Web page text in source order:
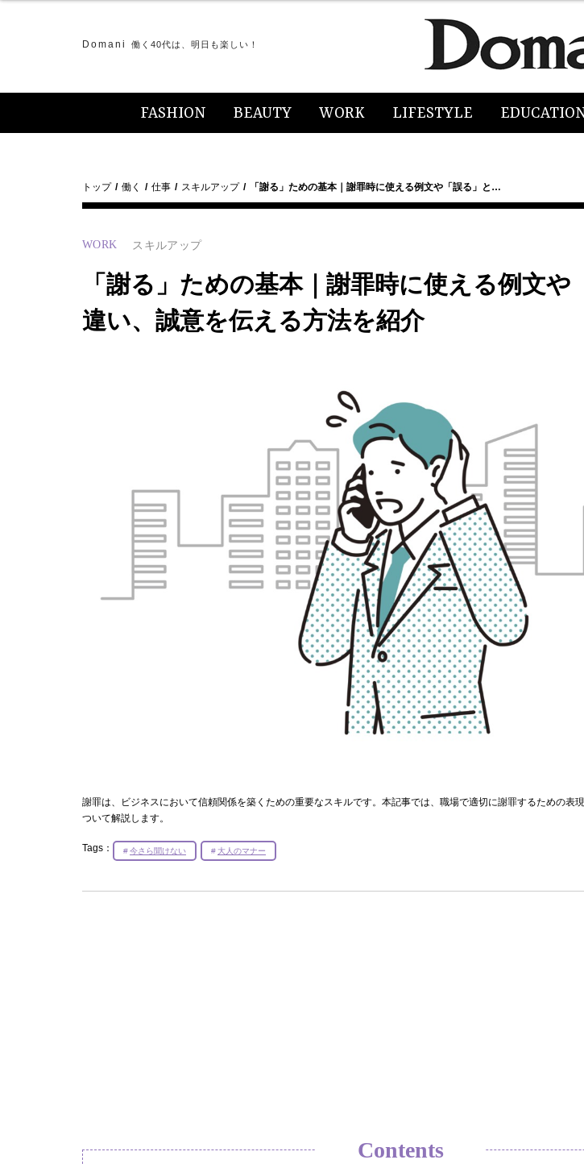
Domani 働く40代は、明日も楽しい！
FASHION BEAUTY WORK LIFESTYLE
トップ 働く 仕事 スキルアップ 「謝る」ための基本｜謝罪時に使える例文や「誤る」と…
WORK スキルアップ
「謝る」ための基本｜謝罪時に使える例文や
違い、誠意を伝える方法を紹介
謝罪は、ビジネスにおいて信頼関係を築くための重要なスキルです。本記事では、職場で適切に謝罪するための表
ついて解説します。
Tags： 今さら聞けない 大人のマナー
Contents